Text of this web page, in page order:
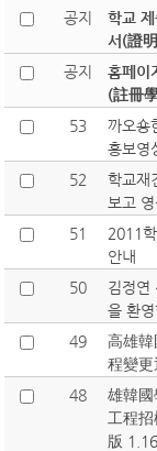
공지
학교
서(證
공지
홈페이
(註冊
53
까오숑
홍보영
52
학교재
보고
51
2011
안내
50
김정연
을 환
49
高雄
程變
48
雄韓
工程
版